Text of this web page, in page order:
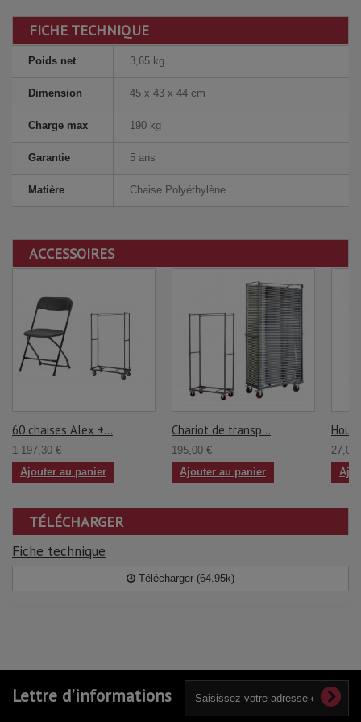
FICHE TECHNIQUE
Poids net 3,65 kg
Dimension 45 x 43 x 44 cm
Charge max 190 kg
Garantie 5 ans
Matière Chaise Polyéthylène
ACCESSOIRES
60 chaises Alex +...
1 197,30 €
Ajouter au panier
Chariot de transp...
195,00 €
Ajouter au panier
27,00
TÉLÉCHARGER
Fiche technique
Télécharger (64.95k)
Lettre d'informations